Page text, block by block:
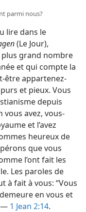
parmi nous?
lire dans le
(Le Jour),
grand nombre
et qui compte la
être appartenez-​
et pieux. Vous
depuis
avez, vous-​
et l’avez
heureux de
que vous
l’ont fait les
Les paroles de
à fait à vous: “Vous
en vous et
— 1 Jean 2:14.